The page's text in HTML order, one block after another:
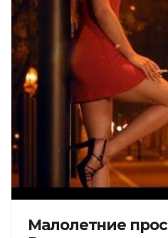
Малолетние